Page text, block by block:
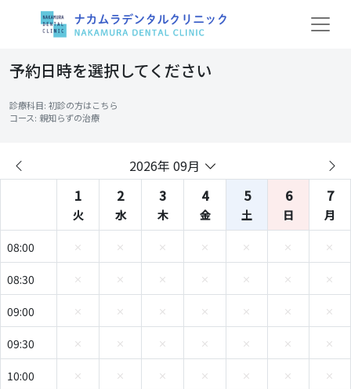
予約日時を選択してください
診療科目: 初診の方はこちら
コース: 親知らずの治療
2026年 09月
1
火
2
水
3
木
4
金
5
土
6
日
7
月
08:00
08:30
09:00
09:30
10:00